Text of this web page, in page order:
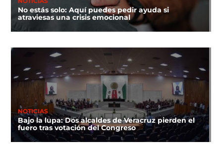
No estás solo: Aquí puedes pedir ayuda si
atraviesas una crisis emocional
NOTICIAS
Bajo la lupa: Dos alcaldes de Veracruz pierden el
fuero tras votación del Congreso